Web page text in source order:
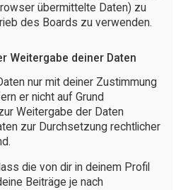
übermittelte Daten) zu
des Boards zu verwenden.
Weitergabe deiner Daten
nur mit deiner Zustimmung
er nicht auf Grund
Weitergabe der Daten
zur Durchsetzung rechtlicher
die von dir in deinem Profil
Beiträge je nach